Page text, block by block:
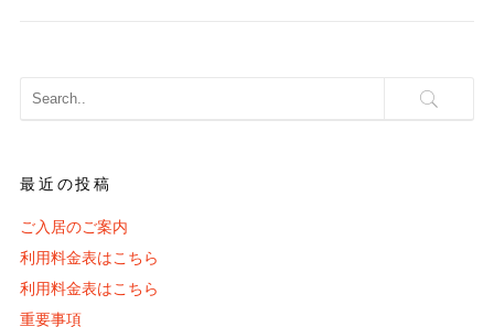
最近の投稿
ご入居のご案内
利用料金表はこちら
利用料金表はこちら
重要事項